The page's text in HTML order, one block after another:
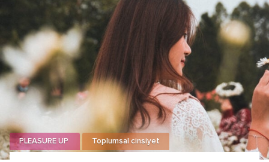
PLEASURE UP Toplumsal cinsiyet